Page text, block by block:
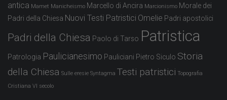
antica Mamet Manicheismo Marcello di Ancira Marcionismo Morale dei
Padri della Chiesa Nuovi Testi Patristici Omelie Padri apostolici
Padri della Chiesa Paolo di Tarso Patristica
Patrologia Paulicianesimo Pauliciani Pietro Siculo Storia
della Chiesa Sulle eresie Syntagma Testi patristici Topografia
Cristiana VI secolo